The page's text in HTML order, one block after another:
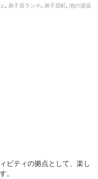
, 弟子屈ランチ, 弟子屈町,池の湯温
ビティの拠点として、楽し
。